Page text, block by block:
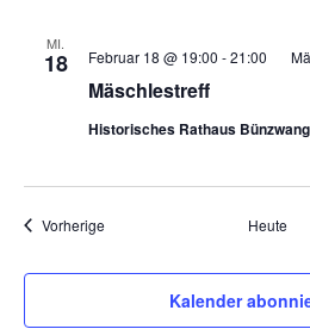
MI.
18
Mäschlestreff
Februar 18 @ 19:00 -21:00
Historisches Rathaus
VorherigeVeranstaltungen Heute
Kalender